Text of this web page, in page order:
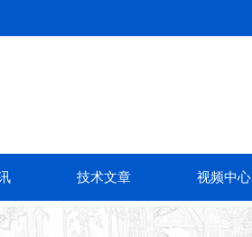
技术文章 视频中心